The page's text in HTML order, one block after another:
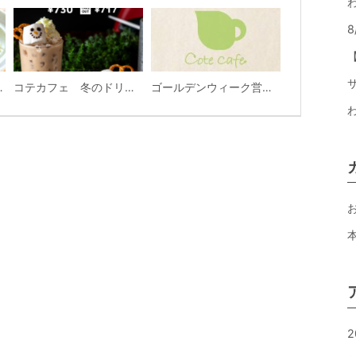
バケット付き） コテカフェ 冬のドリンクメニュ ゴールデンウィーク営業のお知らせ